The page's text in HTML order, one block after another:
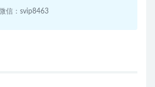
信：svip8463